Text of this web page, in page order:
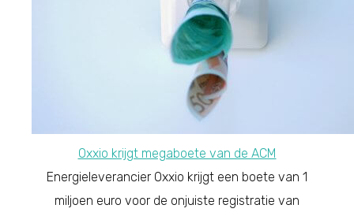
Oxxio krijgt megaboete van de ACM
Energieleverancier Oxxio krijgt een boete van 1
miljoen euro voor de onjuiste registratie van